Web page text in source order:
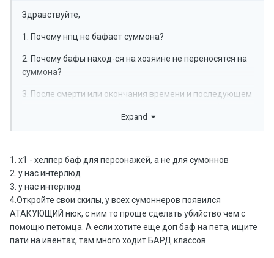
Здравствуйте,
1. Почему нпц не бафает суммона?
2. Почему бафы наход-ся на хозяине не переносятся на
суммона?
3. После смерти или окончания времени и последующем
бафов, да еще и автоюз сосок пета выключается.
м. Деф, хаст и с этим пытаться кого-то завалить ...
Expand
1. х1 - хелпер баф для персонажей, а не для сумоннов
2. у нас интерлюд
3. у нас интерлюд
4.Откройте свои скилы, у всех сумоннеров появился
АТАКУЮЩИЙ нюк, с ним то проще сделать убийство чем с
помощю петомца. А если хотите еще доп баф на пета, ищите
пати на ивентах, там много ходит БАРД классов.